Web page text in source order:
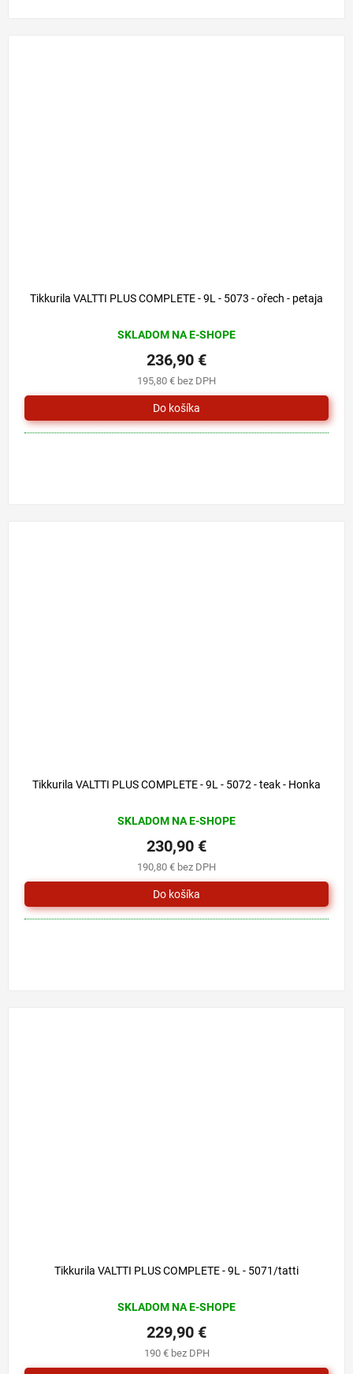
Tikkurila VALTTI PLUS COMPLETE - 9L - 5073 - ořech - petaja
SKLADOM NA E-SHOPE
195,80 € bez DPH
236,90 €
Tikkurila VALTTI PLUS COMPLETE - 9L - 5072 - teak - Honka
SKLADOM NA E-SHOPE
190,80 € bez DPH
230,90 €
Tikkurila VALTTI PLUS COMPLETE - 9L - 5071/tatti
SKLADOM NA E-SHOPE
190 € bez DPH
229,90 €